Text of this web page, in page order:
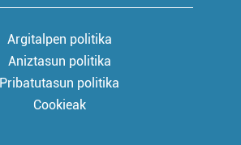
Argitalpen politika
Aniztasun politika
Pribatutasun politika
Cookieak